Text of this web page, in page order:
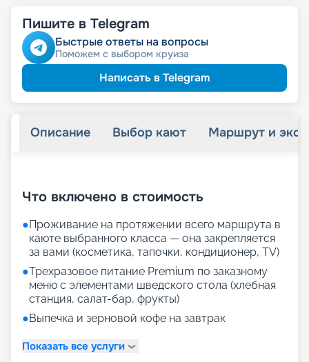
Пишите в Telegram
Быстрые ответы на вопросы
Поможем с выбором круиза
Написать в Telegram
Описание Выбор кают Маршрут и
Что включено в стоимость
●Проживание на протяжении всего маршрута в
каюте выбранного класса — она закрепляется
за вами (косметика, тапочки, кондиционер, TV)
●Трехразовое питание Premium по заказному
меню с элементами шведского стола (хлебная
станция, салат-бар, фрукты)
●Выпечка и зерновой кофе на завтрак
Показать все услуги